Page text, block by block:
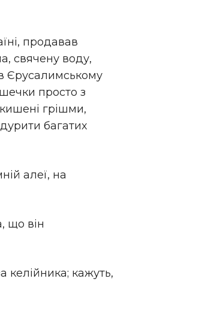
продавав
свячену воду,
Єрусалимському
просто з
грішми,
багатих
алеї, на
що він
кажуть,